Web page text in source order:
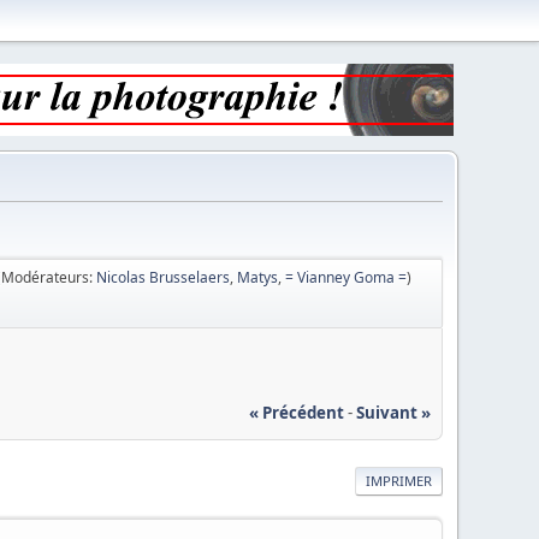
Nicolas Brusselaers, Matys,= Vianney Goma =)
« Précédent-Suivant »
IMPRIMER